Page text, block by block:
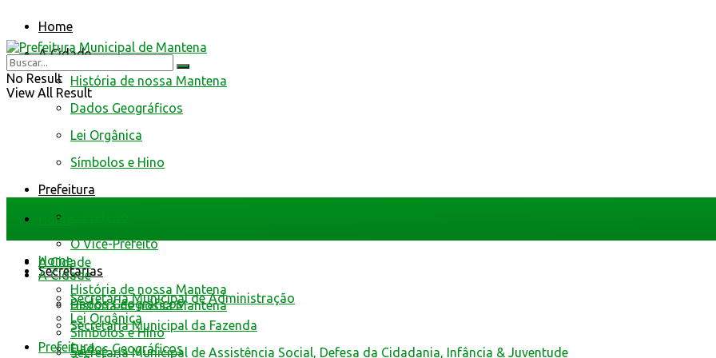
Home
A Cidade
História de nossa Mantena
Dados Geográficos
Lei Orgânica
Símbolos e Hino
Prefeitura
O Vice-Prefeito
Secretarias
Secretaria Municipal de Administração
Secretaria Municipal da Fazenda
Secretaria Municipal de Assistência Social, Defesa da Cidadania, Infância & Juventude
No Result
View All Result
Home
A Cidade
História de nossa Mantena
Dados Geográficos
Home
A Cidade
História de nossa Mantena
Dados Geográficos
Lei Orgânica
Símbolos e Hino
Prefeitura